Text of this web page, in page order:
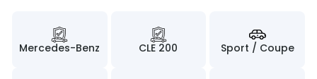
Mercedes-Benz CLE 200 Sport / Coupe